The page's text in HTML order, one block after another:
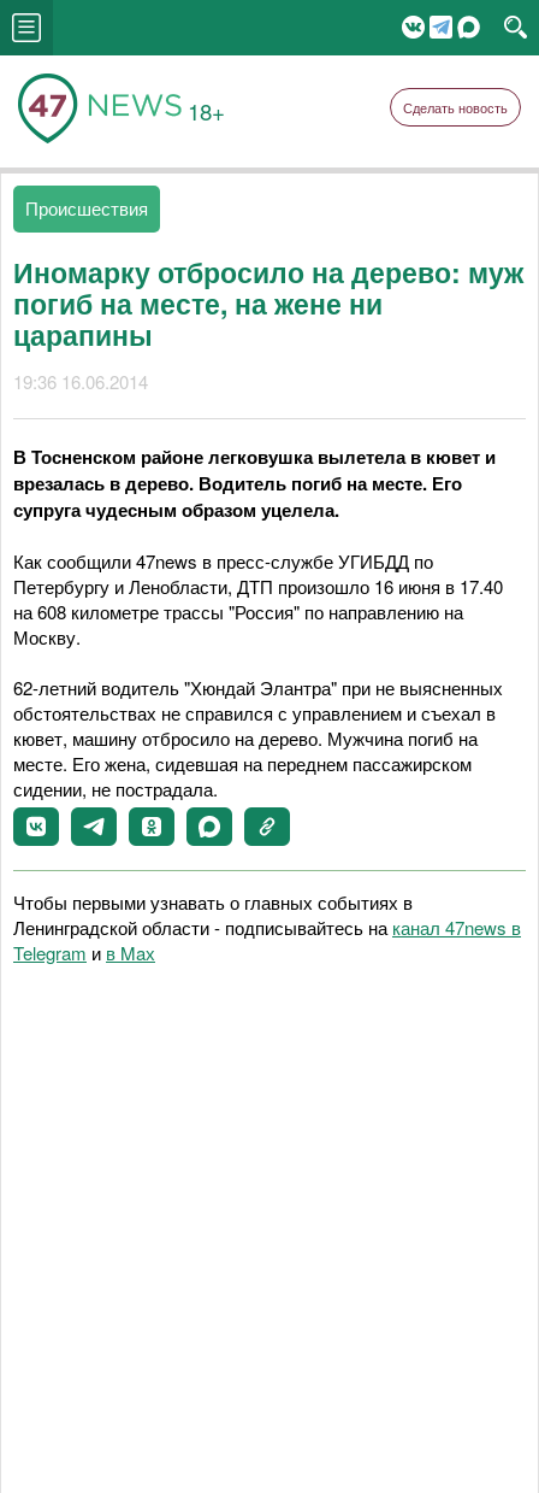
18+ Сделать новость
Происшествия
Иномарку отбросило на дерево: муж
погиб на месте, на жене ни
царапины
19:36 16.06.2014
В Тосненском районе легковушка вылетела в кювет и
врезалась в дерево. Водитель погиб на месте. Его
супруга чудесным образом уцелела.
Как сообщили 47news в пресс-службе УГИБДД по
Петербургу и Ленобласти, ДТП произошло 16 июня в 17.40
на 608 километре трассы "Россия" по направлению на
Москву.
62-летний водитель "Хюндай Элантра" при не выясненных
обстоятельствах не справился с управлением и съехал в
кювет, машину отбросило на дерево. Мужчина погиб на
месте. Его жена, сидевшая на переднем пассажирском
сидении, не пострадала.
Чтобы первыми узнавать о главных событиях в
Ленинградской области - подписывайтесь на канал 47news в
Telegram и в Maх